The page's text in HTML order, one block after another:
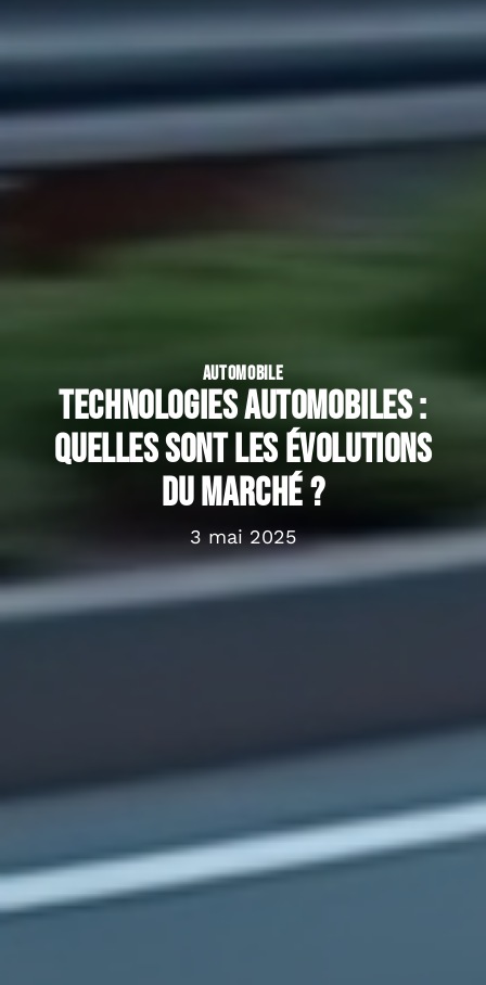
AUTOMOBILE
Technologies automobiles :
Quelles sont les évolutions
du marché ?
3 mai 2025